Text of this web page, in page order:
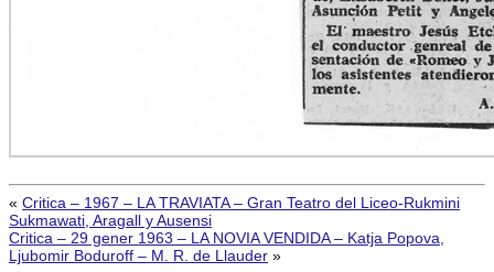
« Critica – 1967 – LA TRAVIATA – Gran Teatro del Liceo-Rukmini
Sukmawati, Aragall y Ausensi
Critica – 29 gener 1963 – LA NOVIA VENDIDA – Katja Popova,
Ljubomir Boduroff – M. R. de Llauder »